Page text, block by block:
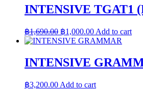
฿4,900.00.฿2,600.00.
INTENSIVE TGAT1
฿1,690.00 Original
price
฿1,690.00.
฿1,000.00Current
price
฿1,000.00.
Add to cart
INTENSIVE
฿3,200.00 Add to cart